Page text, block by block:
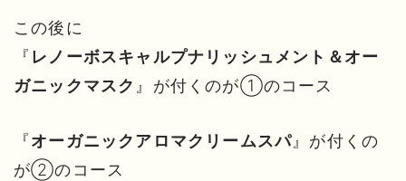
この後に
『 レノーボスキャルプナリッシュメント＆オー
ガニックマスク 』が付くのが①のコース
『 オーガニックアロマクリームスパ 』が付くの
が②のコース